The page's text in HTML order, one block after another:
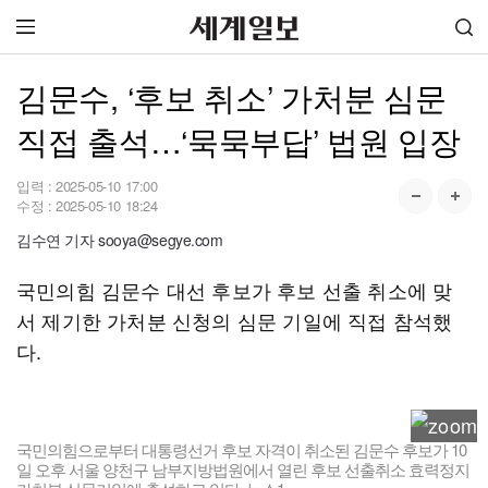
김문수, ‘후보 취소’ 가처분 심문
직접 출석…‘묵묵부답’ 법원 입장
입력 : 2025-05-10 17:00
수정 : 2025-05-10 18:24
김수연 기자 sooya@segye.com
국민의힘 김문수 대선 후보가 후보 선출 취소에 맞
서 제기한 가처분 신청의 심문 기일에 직접 참석했
다.
국민의힘으로부터 대통령선거 후보 자격이 취소된 김문수 후보가 10
일 오후 서울 양천구 남부지방법원에서 열린 후보 선출취소 효력정지